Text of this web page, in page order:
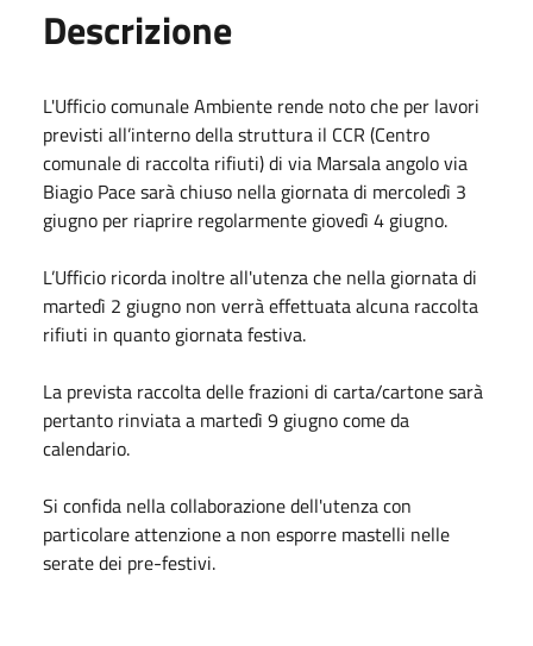
Descrizione
L'Ufficio comunale Ambiente rende noto che per lavori
previsti all’interno della struttura il CCR (Centro
comunale di raccolta rifiuti) di via Marsala angolo via
Biagio Pace sarà chiuso nella giornata di mercoledì 3
giugno per riaprire regolarmente giovedì 4 giugno.
L’Ufficio ricorda inoltre all'utenza che nella giornata di
martedì 2 giugno non verrà effettuata alcuna raccolta
rifiuti in quanto giornata festiva.
La prevista raccolta delle frazioni di carta/cartone sarà
pertanto rinviata a martedì 9 giugno come da
calendario.
Si confida nella collaborazione dell'utenza con
particolare attenzione a non esporre mastelli nelle
serate dei pre-festivi.